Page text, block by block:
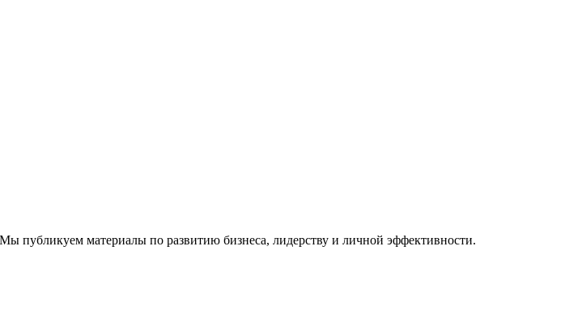
публикуем материалы по развитию бизнеса, лидерству и личной эффективности.